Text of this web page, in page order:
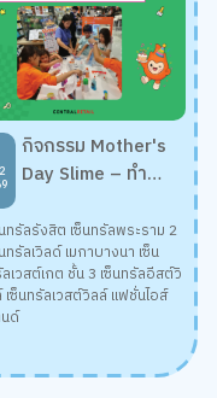
กิจกรรม Mother's
Day Slime – ทำ
ทรัลรังสิต เซ็นทรัลพระราม 2
ทรัลเวิลด์ เมกาบางนา เซ็น
เวสต์เกต ชั้น 3 เซ็นทรัลอีสต์วิ
เซ็นทรัลเวสต์วิลล์ แฟชั่นไอส์
ด์